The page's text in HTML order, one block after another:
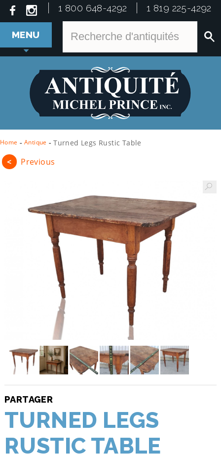
1 800 648-4292 1 819 225-4292
MENU
Home - Antique - Turned Legs Rustic Table
< Previous
PARTAGER
TURNED LEGS
RUSTIC TABLE